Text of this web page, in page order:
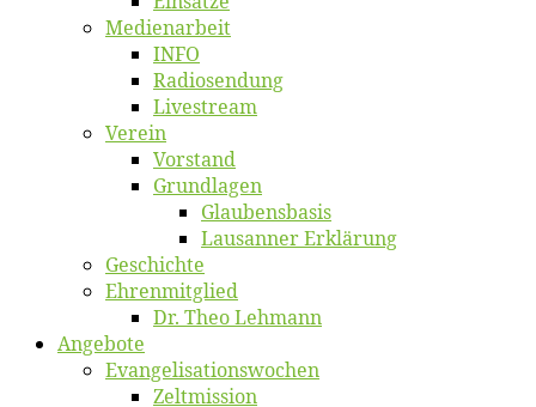
Me­di­en­ar­beit
INFO
Ra­dio­sen­dung
Live­stream
Ver­ein
Vor­stand
Grund­la­gen
Glaubens­ba­sis
Lausan­ner Erklärung
Ge­schich­te
Eh­ren­mit­glied
Dr. Theo Lehmann
An­ge­bo­te
Evangelisa­tions­wo­chen
Zelt­mis­si­on